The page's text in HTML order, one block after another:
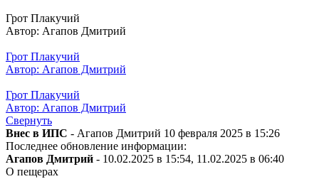
Грот Плакучий
Автор: Агапов Дмитрий
Грот Плакучий
Автор: Агапов Дмитрий
Грот Плакучий
Автор: Агапов Дмитрий
Свернуть
Внес в ИПС - Агапов Дмитрий 10 февраля 2025 в 15:26
Последнее обновление информации:
Агапов Дмитрий - 10.02.2025 в 15:54, 11.02.2025 в 06:40
О пещерах